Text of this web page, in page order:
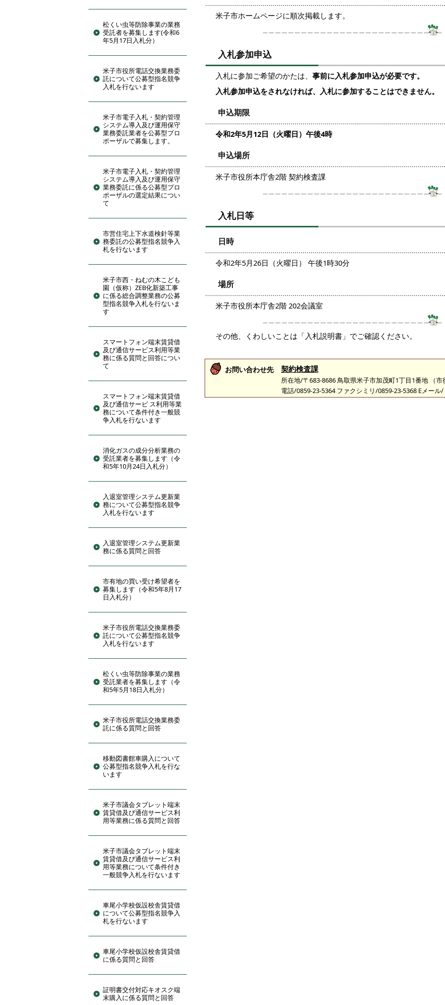
松くい虫等防除事業の業務
受託者を募集します(令和6
年5月17日入札分）
米子市役所電話交換業務委
託について公募型指名競争
入札を行ないます
米子市電子入札・契約管理
システム導入及び運用保守
業務委託業者を公募型プロ
ポーザルで募集します。
米子市電子入札・契約管理
システム導入及び運用保守
業務委託に係る公募型プロ
ポーザルの選定結果につい
て
市営住宅上下水道検針等業
務委託の公募型指名競争入
札を行ないます
米子市西・ねむの木こども
園（仮称）ZEB化新築工事
に係る総合調整業務の公募
型指名競争入札を行ないま
す
スマートフォン端末賃貸借
及び通信サービス利用等業
務に係る質問と回答につい
て
スマートフォン端末賃貸借
及び通信サービ ス利用等業
務について条件付き一般競
争入札を行ないます
消化ガスの成分分析業務の
受託業者を募集します（令
和5年10月24日入札分）
入退室管理システム更新業
務について公募型指名競争
入札を行ないます
入退室管理システム更新業
務に係る質問と回答
市有地の買い受け希望者を
募集します（令和5年8月17
日入札分）
米子市役所電話交換業務委
託について公募型指名競争
入札を行ないます
松くい虫等防除事業の業務
受託業者を募集します（令
和5年5月18日入札分）
米子市役所電話交換業務委
託に係る質問と回答
移動図書館車購入について
公募型指名競争入札を行な
います
米子市議会タブレット端末
賃貸借及び通信サービス利
用等業務に係る質問と回答
米子市議会タブレット端末
賃貸借及び通信サービス利
用等業務について条件付き
一般競争入札を行ないます
車尾小学校仮設校舎賃貸借
について公募型指名競争入
札を行ないます
車尾小学校仮設校舎賃貸借
に係る質問と回答
証明書交付対応キオスク端
末購入に係る質問と回答
米子市ホームページに順次掲載します。
入札参加申込
入札に参加ご希望のかたは、 事前に入札参加申込が必要です。
入札参加申込をされなければ、入札に参加することはできません。
申込期限
令和2年5月12日（火曜日）午後4時
申込場所
米子市役所本庁舎2階 契約検査課
入札日等
日時
令和2年5月26日（火曜日） 午後1時30分
場所
米子市役所本庁舎2階 202会議室
その他、くわしいことは「入札説明書」でご確認ください。
お問い合わせ先 契約検査課
所在地/〒683-8686 鳥取県米子市加茂町1丁目1番地 （市
電話/0859-23-5364 ファクシミリ/0859-23-5368 Eメール/